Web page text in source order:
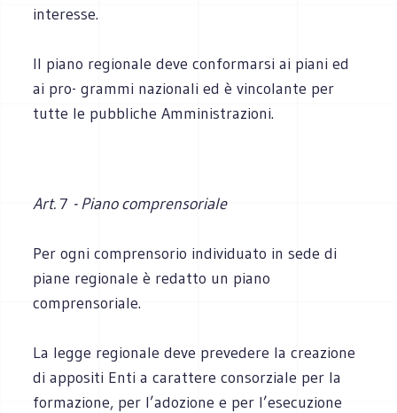
interesse.
Il piano regionale deve conformarsi ai piani ed
ai pro- grammi nazionali ed è vincolante per
tutte le pubbliche Amministrazioni.
Art. 7 - Piano comprensoriale
Per ogni comprensorio individuato in sede di
piane regionale è redatto un piano
comprensoriale.
La legge regionale deve prevedere la creazione
di appositi Enti a carattere consorziale per la
formazione, per l’adozione e per l’esecuzione